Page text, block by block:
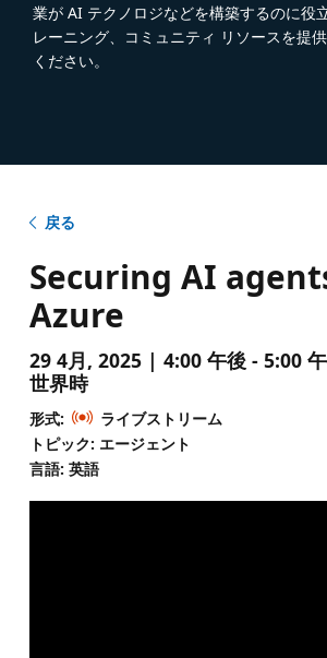
業が AI テクノロジなどを構築するのに役
レーニング、コミュニティ リソースを提
ください。
戻る
Securing AI
Azure
29 4月, 2025 | 4:00 午後 - 5:00
世界時
形式:
ライブストリーム
トピック: エージェント
言語: 英語